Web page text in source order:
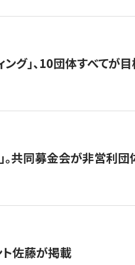
グ」、10団体すべてが
。共同募金会が非営利
佐藤が掲載